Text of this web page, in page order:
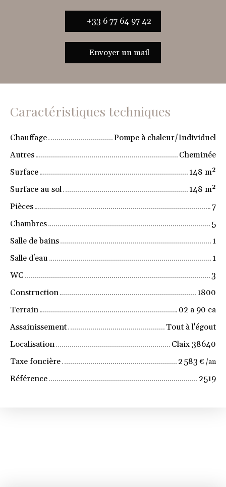
+33 6 77 64 97 42
Envoyer un mail
Caractéristiques techniques
Chauffage
Pompe à chaleur/Individuel
Autres
Cheminée
Surface
148 m²
Surface au sol
148 m²
Pièces
7
Chambres
5
Salle de bains
1
Salle d'eau
1
WC
3
Construction
1800
Terrain
02 a 90 ca
Assainissement
Tout à l'égout
Localisation
Claix 38640
Taxe foncière
2 583€ /an
Référence 2519